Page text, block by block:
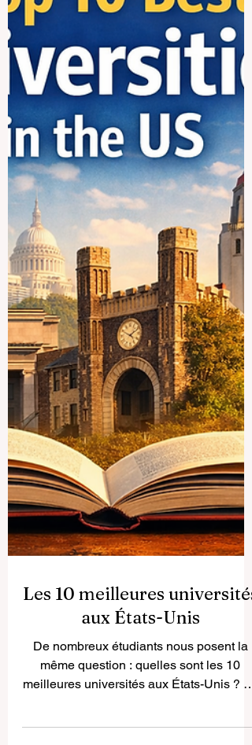
du Pakistan
Lahore est l’une des villes universitaires
les plus importantes du Pakistan.
Lorsqu’une personne demande quelles
sont les meilleures universités de Lahore,
elle ne cherche pas seulement une liste
de noms. Elle veut aussi comprendre ce
qui distingue chaque établissement,
quelles sont leurs forces, et pourquoi cette
ville occupe une place si importante dans
le paysage éducatif du pays. C’est dans
cet esprit que cet article a été préparé :
comme une réponse publique, simple, uti